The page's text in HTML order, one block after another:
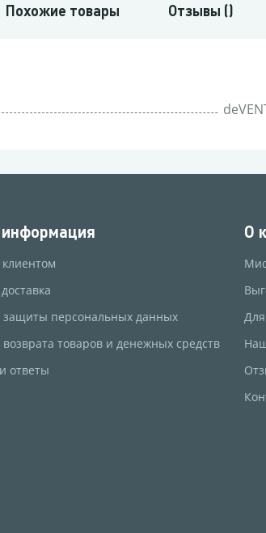
Похожие товары Отзывы ()
клиентом
защиты персональных данных
товаров и денежных средств
ответы
О